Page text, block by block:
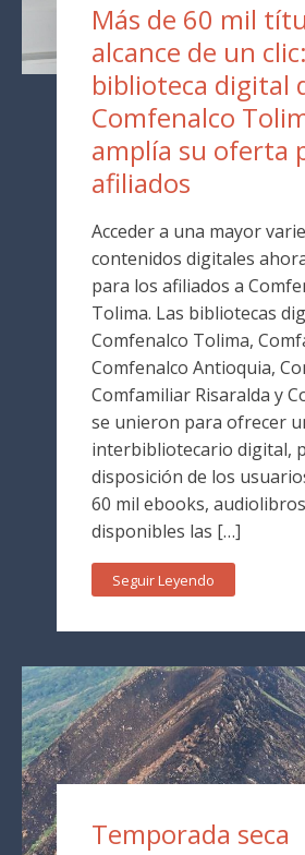
Más de 60 mil
alcance de un clic:
biblioteca digital
Comfenalco
amplía su oferta
afiliados
Acceder a una mayor
contenidos digitales
para los afiliados a
Tolima. Las bibliotecas
Comfenalco Tolima,
Comfenalco Antioquia,
Comfamiliar Risaralda y
se unieron para ofrecer
interbibliotecario digital,
disposición de los
60 mil ebooks,
disponibles las […]
Seguir Leyendo
Temporada seca